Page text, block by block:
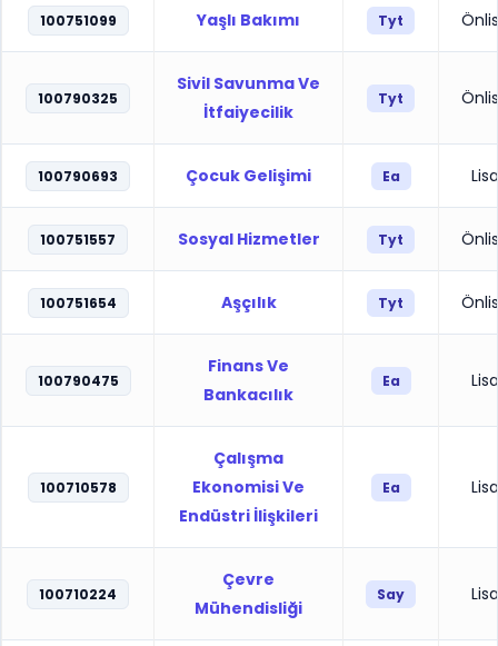
100751099 Yaşlı Bakımı Tyt
100790325
Sivil Savunma Ve
İtfaiyecilik
Tyt
100790693 Çocuk Gelişimi Ea
100751557 Sosyal Hizmetler Tyt
100751654 Aşçılık Tyt
100790475
Finans Ve
Bankacılık
Ea
100710578
Çalışma
Ekonomisi Ve
Endüstri İlişkileri
Ea
100710224
Çevre
Mühendisliği
Say